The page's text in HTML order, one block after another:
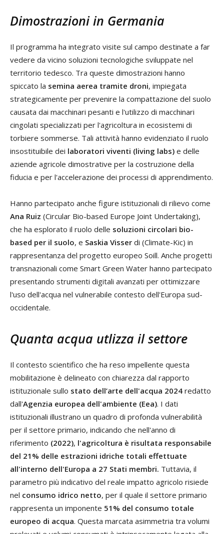
Dimostrazioni in Germania
Il programma ha integrato visite sul campo destinate a far
vedere da vicino soluzioni tecnologiche sviluppate nel
territorio tedesco. Tra queste dimostrazioni hanno
spiccato la semina aerea tramite droni, impiegata
strategicamente per prevenire la compattazione del suolo
causata dai macchinari pesanti e l'utilizzo di macchinari
cingolati specializzati per l'agricoltura in ecosistemi di
torbiere sommerse. Tali attività hanno evidenziato il ruolo
insostituibile dei laboratori viventi (living labs) e delle
aziende agricole dimostrative per la costruzione della
fiducia e per l'accelerazione dei processi di apprendimento.
Hanno partecipato anche figure istituzionali di rilievo come
Ana Ruiz (Circular Bio-based Europe Joint Undertaking),
che ha esplorato il ruolo delle soluzioni circolari bio-
based per il suolo, e Saskia Visser di (Climate-Kic) in
rappresentanza del progetto europeo Soill. Anche progetti
transnazionali come Smart Green Water hanno partecipato
presentando strumenti digitali avanzati per ottimizzare
l'uso dell'acqua nel vulnerabile contesto dell'Europa sud-
occidentale.
Quanta acqua utlizza il settore
Il contesto scientifico che ha reso impellente questa
mobilitazione è delineato con chiarezza dal rapporto
istituzionale sullo stato dell’arte dell'acqua 2024 redatto
dall'Agenzia europea dell'ambiente (Eea). I dati
istituzionali illustrano un quadro di profonda vulnerabilità
per il settore primario, indicando che nell'anno di
riferimento (2022), l'agricoltura è risultata responsabile
del 21% delle estrazioni idriche totali effettuate
all'interno dell'Europa a 27 Stati membri. Tuttavia, il
parametro più indicativo del reale impatto agricolo risiede
nel consumo idrico netto, per il quale il settore primario
rappresenta un imponente 51% del consumo totale
europeo di acqua. Questa marcata asimmetria tra volumi